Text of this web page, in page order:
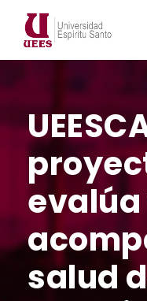
salud